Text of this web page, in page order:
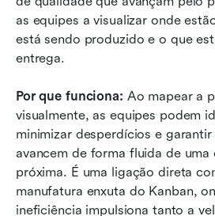
as equipes a visualizar onde
está sendo produzido e o que
entrega.
Por que funciona: Ao mapear a
visualmente, as equipes podem
minimizar desperdícios e
avancem de forma fluida de uma
próxima. É uma ligação direta
manufatura enxuta do Kanban,
ineficiência impulsiona tanto a